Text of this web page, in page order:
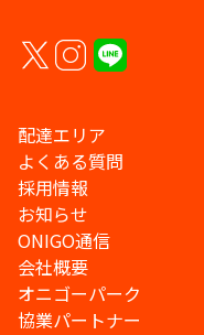
配達エリア
よくある質問
採用情報
お知らせ
ONIGO通信
会社概要
オニゴーパーク
協業パートナー